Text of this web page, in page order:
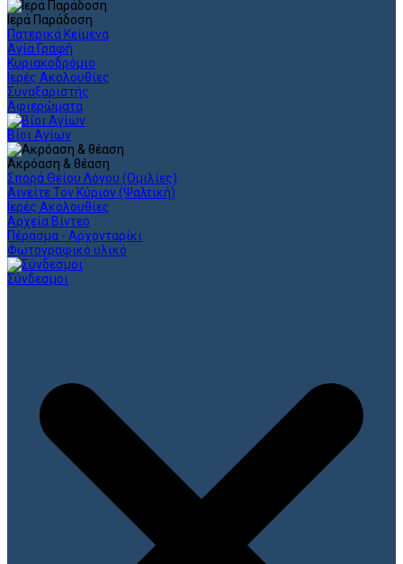
Ιερά Παράδοση
Πατερικά Κείμενα
Αγία Γραφή
Κυριακοδρόμιο
Ιερές Ακολουθίες
Συναξαριστής
Αφιερώματα
Βίοι Αγίων
Ακρόαση & θέαση
Σπορά Θείου Λόγου (Ομιλίες)
Αινείτε Τον Κύριον (Ψαλτική)
Ιερές Ακολουθίες
Αρχεία Βίντεο
Πέρασμα - Αρχονταρίκι
Φωτογραφικό υλικό
Σύνδεσμοι